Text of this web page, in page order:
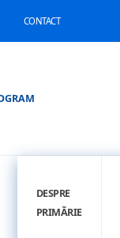
CONTACT
DESPRE
PRIMĂRIE